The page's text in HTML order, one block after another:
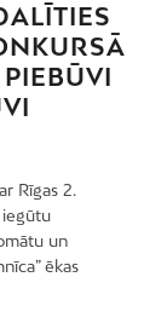
Rīgas 2.
iegūtu
un
ēkas